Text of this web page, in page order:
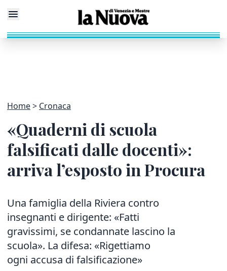
Home Cronaca
«Quaderni di scuola
falsificati dalle docenti»:
arriva l’esposto in Procura
Una famiglia della Riviera contro
insegnanti e dirigente: «Fatti
gravissimi, se condannate lascino la
scuola». La difesa: «Rigettiamo
ogni accusa di falsificazione»